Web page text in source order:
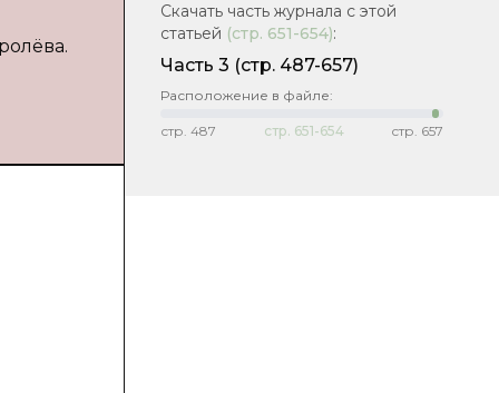
Скачать часть журнала с этой
статьей (стр. 651-654):
Часть 3 (стр. 487-657)
Расположение в файле:
стр. 487 стр. 651-654 стр. 657